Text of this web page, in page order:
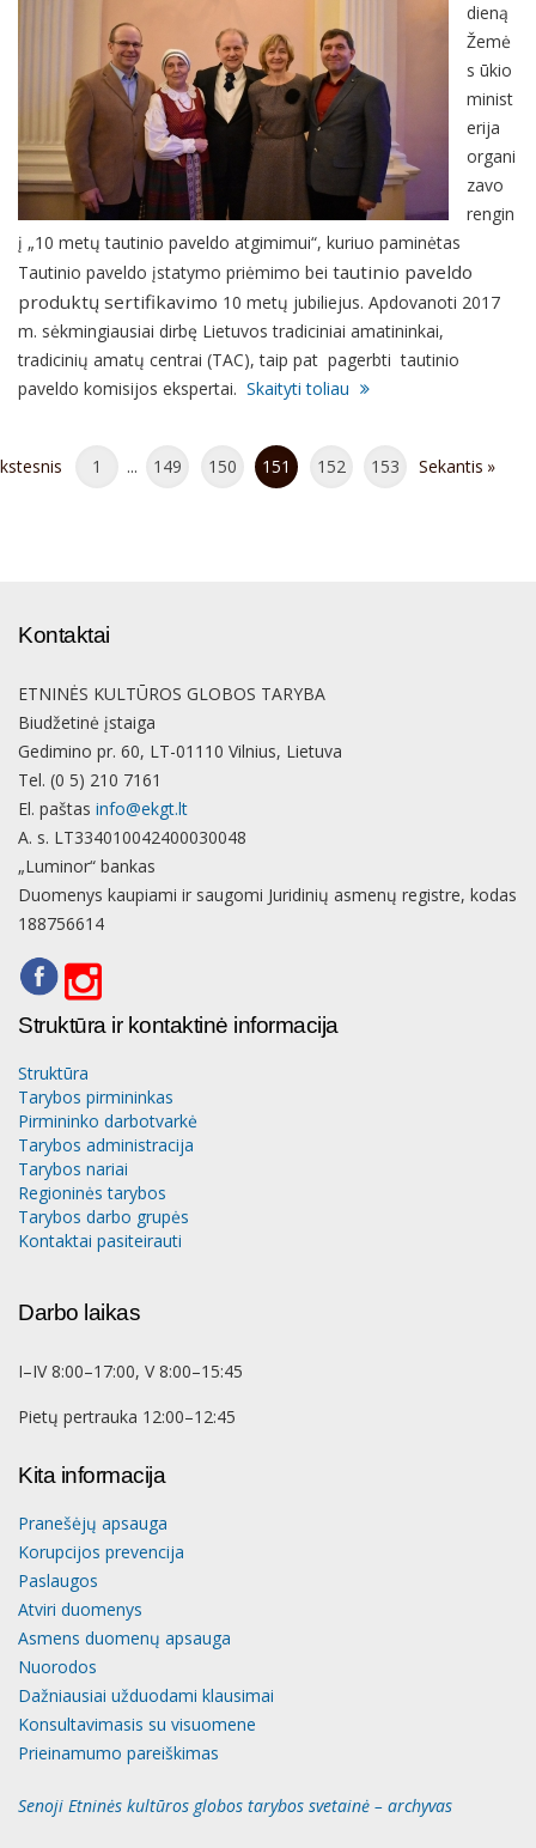
dieną
Žemė
s ūkio
minist
erija
organi
zavo
rengin
į „10 metų tautinio paveldo atgimimui“, kuriuo paminėtas
Tautinio paveldo įstatymo priėmimo bei tautinio paveldo
produktų sertifikavimo 10 metų jubiliejus. Apdovanoti 2017
m. sėkmingiausiai dirbę Lietuvos tradiciniai amatininkai,
tradicinių amatų centrai (TAC), taip pat pagerbti tautinio
paveldo komisijos ekspertai. Skaityti toliau
1 ... 149 150 151 152 153 Sekantis
Kontaktai
ETNINĖS KULTŪROS GLOBOS TARYBA
Biudžetinė įstaiga
Gedimino pr. 60, LT-01110 Vilnius, Lietuva
Tel. (0 5) 210 7161
El. paštas info@ekgt.lt
A. s. LT334010042400030048
„Luminor“ bankas
Duomenys kaupiami ir saugomi Juridinių asmenų registre, kodas
188756614
Struktūra ir kontaktinė informacija
Struktūra
Tarybos pirmininkas
Pirmininko darbotvarkė
Tarybos administracija
Tarybos nariai
Regioninės tarybos
Tarybos darbo grupės
Kontaktai pasiteirauti
Darbo laikas
I–IV 8:00–17:00, V 8:00–15:45
Pietų pertrauka 12:00–12:45
Kita informacija
Pranešėjų apsauga
Korupcijos prevencija
Paslaugos
Atviri duomenys
Asmens duomenų apsauga
Nuorodos
Dažniausiai užduodami klausimai
Konsultavimasis su visuomene
Prieinamumo pareiškimas
Senoji Etninės kultūros globos tarybos svetainė – archyvas